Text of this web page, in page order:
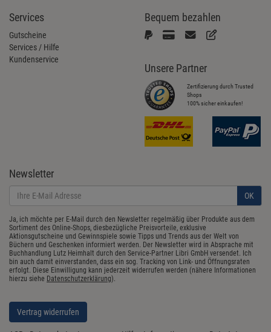
Services
Gutscheine
Services / Hilfe
Kundenservice
Bequem bezahlen
Unsere Partner
Zertifizierung durch Trusted
Shops
100% sicher einkaufen!
Newsletter
OK
Ja, ich möchte per E-Mail durch den Newsletter regelmäßig über Produkte aus dem
Sortiment des Online-Shops, diesbezügliche Preisvorteile, exklusive
Aktionsgutscheine und Gewinnspiele sowie Tipps und Trends aus der Welt von
Büchern und Geschenken informiert werden. Der Newsletter wird in Absprache mit
Buchhandlung Lutz Heimhalt durch den Service-Partner Libri GmbH versendet. Ich
bin auch damit einverstanden, dass ein sog. Tracking von Link- und Öffnungsraten
erfolgt. Diese Einwilligung kann jederzeit widerrufen werden (nähere Informationen
hierzu siehe Datenschutzerklärung).
Vertrag widerrufen